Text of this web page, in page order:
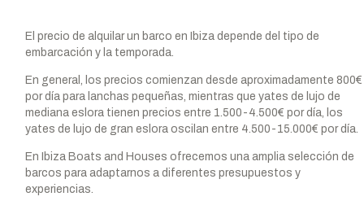
El precio de alquilar un barco en Ibiza depende del tipo de
embarcación y la temporada.
En general, los precios comienzan desde aproximadamente 800€
por día para lanchas pequeñas, mientras que yates de lujo de
mediana eslora tienen precios entre 1.500-4.500€ por día, los
yates de lujo de gran eslora oscilan entre 4.500-15.000€ por día.
En Ibiza Boats and Houses ofrecemos una amplia selección de
barcos para adaptarnos a diferentes presupuestos y
experiencias.